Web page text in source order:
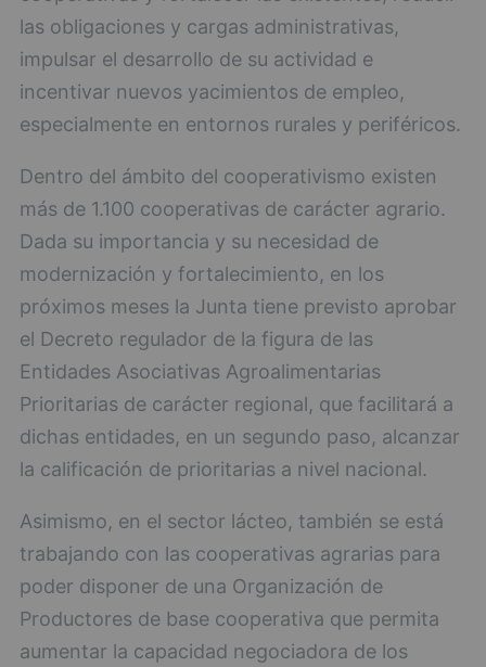
las obligaciones y cargas administrativas,
impulsar el desarrollo de su actividad e
incentivar nuevos yacimientos de empleo,
especialmente en entornos rurales y periféricos.
Dentro del ámbito del cooperativismo existen
más de 1.100 cooperativas de carácter agrario.
Dada su importancia y su necesidad de
modernización y fortalecimiento, en los
próximos meses la Junta tiene previsto aprobar
el Decreto regulador de la figura de las
Entidades Asociativas Agroalimentarias
Prioritarias de carácter regional, que facilitará a
dichas entidades, en un segundo paso, alcanzar
la calificación de prioritarias a nivel nacional.
Asimismo, en el sector lácteo, también se está
trabajando con las cooperativas agrarias para
poder disponer de una Organización de
Productores de base cooperativa que permita
aumentar la capacidad negociadora de los